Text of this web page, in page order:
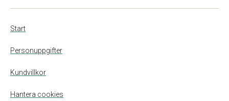
Start
Personuppgifter
Kundvillkor
Hantera cookies